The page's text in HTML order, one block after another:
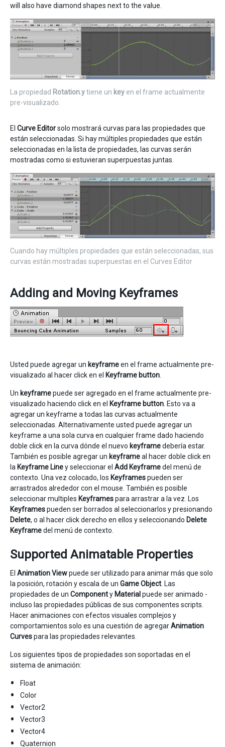
will also have diamond shapes next to the value.
La propiedad Rotation.ytiene un key en el frame actualmente
pre-visualizado.
El Curve Editorsolo mostrará curvas para las propiedades que
están seleccionadas. Si hay múltiples propiedades que están
seleccionadas en la lista de propiedades, las curvas serán
mostradas como si estuvieran superpuestas juntas.
Cuando hay múltiples propiedades que están seleccionadas, sus
curvas están mostradas superpuestas en el Curves Editor
Adding and Moving Keyframes
Usted puede agregar un keyframeen el frame actualmente pre-
visualizado al hacer click en el Keyframe button
Un keyframepuede ser agregado en el frame actualmente pre-
visualizado haciendo click en el Keyframe button . Esto va a
agregar un keyframe a todas las curvas actualmente
seleccionadas. Alternativamente usted puede agregar un
keyframe a una sola curva en cualquier frame dado haciendo
doble click en la curva dónde el nuevo keyframedebería estar.
También es posible agregar un keyframeal hacer doble click en
la Keyframe Liney seleccionar el Add Keyframedel menú de
contexto. Una vez colocado, los Keyframespueden ser
arrastrados alrededor con el mouse. También es posible
seleccionar multiples Keyframespara arrastrar a la vez. Los
Keyframespueden ser borrados al seleccionarlos y presionando
Delete, o al hacer click derecho en ellos y seleccionando Delete
Keyframedel menú de contexto.
Supported Animatable Properties
El Animation Viewpuede ser utilizado para animar más que solo
la posición, rotación y escala de un Game Object . Las
propiedades de un Componenty Material puede ser animado -
incluso las propiedades públicas de sus componentes scripts.
Hacer animaciones con efectos visuales complejos y
comportamientos solo es una cuestión de agregarAnimation
Curvespara las propiedades relevantes.
Los siguientes tipos de propiedades son soportadas en el
sistema de animación:
Float
Color
Vector2
Vector3
Vector4
Quaternion